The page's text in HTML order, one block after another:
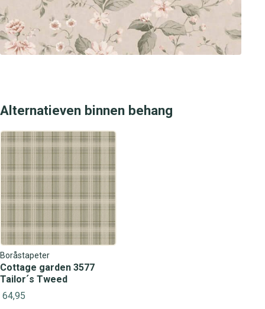
Alternatieven binnen behang
Boråstapeter
Cottage garden 3577
Tailor´s Tweed
64,95